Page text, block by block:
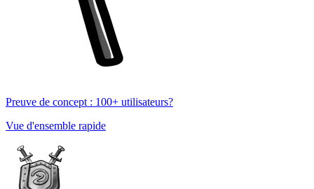
Preuve de concept : 100+ utilisateurs?
Vue d'ensemble rapide